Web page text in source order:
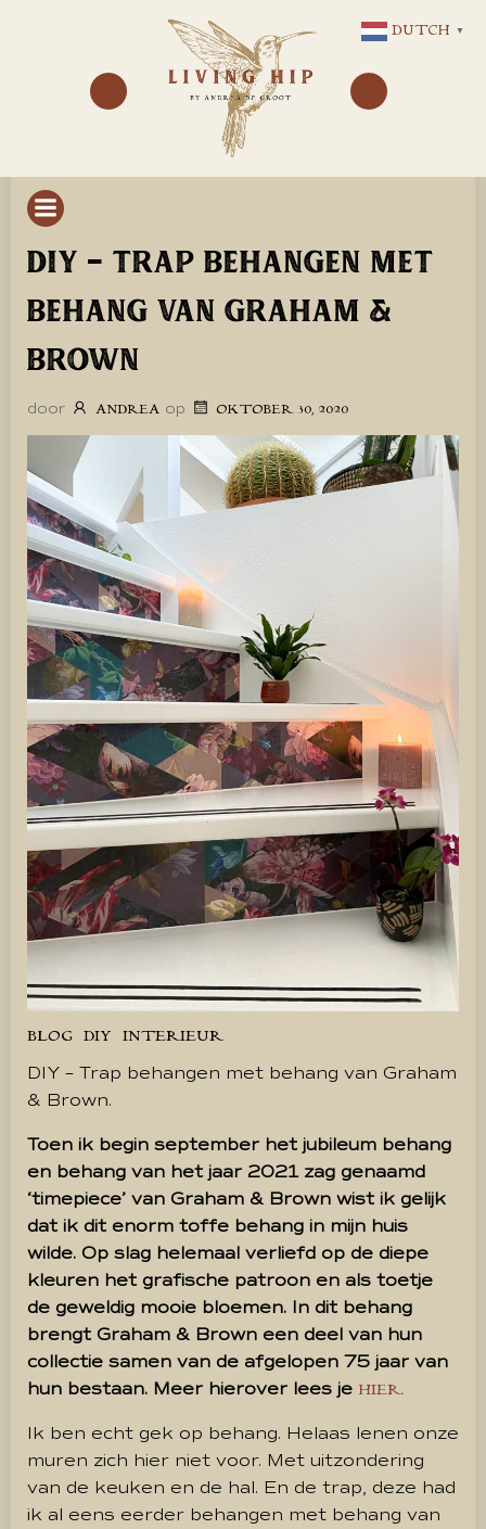
NAAR
DE
INHOUD
DIY – TRAP BEHANGEN MET
BEHANG VAN GRAHAM &
BROWN
door ANDREA op OKTOBER 30, 2020
BLOG DIY INTERIEUR
DIY – Trap behangen met behang van Graham
& Brown.
Toen ik begin september het jubileum behang
en behang van het jaar 2021 zag genaamd
‘timepiece’ van Graham & Brown wist ik gelijk
dat ik dit enorm toffe behang in mijn huis
wilde. Op slag helemaal verliefd op de diepe
kleuren het grafische patroon en als toetje
de geweldig mooie bloemen. In dit behang
brengt Graham & Brown een deel van hun
collectie samen van de afgelopen 75 jaar van
hun bestaan. Meer hierover lees je HIER.
Ik ben echt gek op behang. Helaas lenen onze
muren zich hier niet voor. Met uitzondering
van de keuken en de hal. En de trap, deze had
ik al eens eerder behangen met behang van
DUTCH ▼